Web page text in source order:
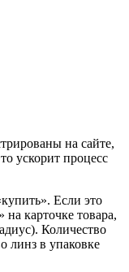
на сайте,
ускорит процесс
Если это
карточке товара,
Количество
линз в упаковке